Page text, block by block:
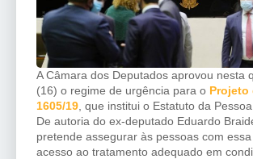
A Câmara dos Deputados aprovou nesta
(16) o regime de urgência para o Projeto
1605/19 , que institui o Estatuto da
De autoria do ex-deputado Eduardo
pretende assegurar às pessoas com
acesso ao tratamento adequado em